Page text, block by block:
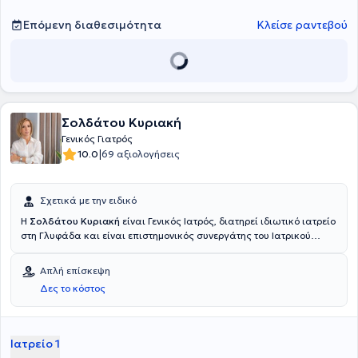
Επόμενη διαθεσιμότητα
Κλείσε ραντεβού
Σολδάτου Κυριακή
Γενικός Γιατρός
10.0|69 αξιολογήσεις
Σχετικά με την ειδικό
Η Σολδάτου Κυριακή είναι Γενικός Ιατρός, διατηρεί ιδιωτικό ιατρείο
στη Γλυφάδα και είναι επιστημονικός συνεργάτης του Ιατρικού
Πανεπιστημίου Πατρών και κάτοχος Μεταπτυχιακού Διπλώματος
στη Σύγχρονη Κλινικοεργαστηριακή Προσέγγιση στον Καρκίνο του
Πνεύμονα από το Γενικό Νοσοκομείο Νοσημάτων Θώρακος "Η
ΣΩΤΗΡΙA". Τέλος, ειδικεύτηκε στην γενική και οικογενειακή ιατρική
στο Cambridge University από το hospital Addenbrooke's.
Απλή επίσκεψη
Δες το κόστος
Ιατρείο 1